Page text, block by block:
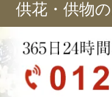
供花・供物